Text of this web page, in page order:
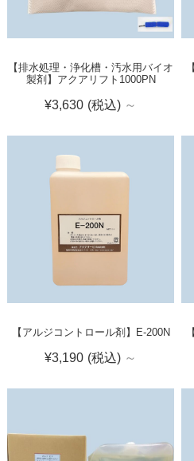
【排水処理・浄化槽・汚水用バイオ
製剤】アクアリフト1000PN
¥3,630 (税込) ～
【アルジコントロール剤】E-200N
¥3,190 (税込) ～